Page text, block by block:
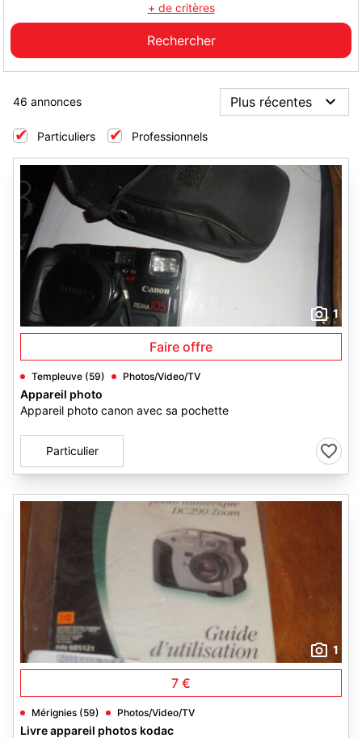
+ de critères
46 annonces
Particuliers Professionnels
1
Faire offre
Templeuve (59) Photos/Video/TV
Appareil photo
Appareil photo canon avec sa pochette
Particulier
1
7 €
Mérignies (59) Photos/Video/TV
Livre appareil photos kodac